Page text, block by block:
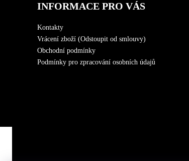
INFORMACE PRO VÁS
Kontakty
Vrácení zboží (Odstoupit od smlouvy)
Obchodní podmínky
Podmínky pro zpracování osobních údajů